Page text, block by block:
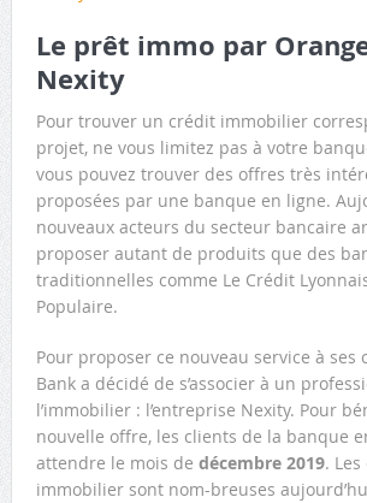
Le prêt immo par
Nexity
Pour trouver un crédit immobilier
projet, ne vous limitez pas à votre
vous pouvez trouver des offres très
proposées par une banque en ligne.
nouveaux acteurs du secteur bancaire
proposer autant de produits que des
traditionnelles comme Le Crédit
Populaire.
Pour proposer ce nouveau service à ses
Bank a décidé de s’associer à un
l’immobilier : l’entreprise Nexity. Pour
nouvelle offre, les clients de la banque
attendre le mois de décembre 2019.
immobilier sont nom-breuses